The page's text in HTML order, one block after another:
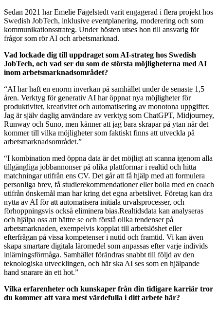
Sedan 2021 har Emelie Fågelstedt varit engagerad i flera projekt hos
Swedish JobTech, inklusive eventplanering, moderering och som
kommunikationsstrateg. Under hösten utses hon till ansvarig för
frågor som rör AI och arbetsmarknad.
Vad lockade dig till uppdraget som AI-strateg hos Swedish
JobTech, och vad ser du som de största möjligheterna med AI
inom arbetsmarknadsområdet?
“AI har haft en enorm inverkan på samhället under de senaste 1,5
åren. Verktyg för generativ AI har öppnat nya möjligheter för
produktivitet, kreativitet och automatisering av monotona uppgifter.
Jag är själv daglig användare av verktyg som ChatGPT, Midjourney,
Runway och Suno, men känner att jag bara skrapar på ytan när det
kommer till vilka möjligheter som faktiskt finns att utveckla på
arbetsmarknadsområdet.”
“I kombination med öppna data är det möjligt att scanna igenom alla
tillgängliga jobbannonser på olika plattformar i realtid och hitta
matchningar utifrån ens CV. Det går att få hjälp med att formulera
personliga brev, få studierekommendationer eller bolla med en coach
utifrån önskemål man har kring det egna arbetslivet. Företag kan dra
nytta av AI för att automatisera initiala urvalsprocesser, och
förhoppningsvis också eliminera bias.Realtidsdata kan analyseras
och hjälpa oss att bättre se och förstå olika tendenser på
arbetsmarknaden, exempelvis kopplat till arbetslöshet eller
efterfrågan på vissa kompetenser i nutid och framtid. Vi kan även
skapa smartare digitala läromedel som anpassas efter varje individs
inlärningsförmåga. Samhället förändras snabbt till följd av den
teknologiska utvecklingen, och här ska AI ses som en hjälpande
hand snarare än ett hot.”
Vilka erfarenheter och kunskaper från din tidigare karriär tror
du kommer att vara mest värdefulla i ditt arbete här?